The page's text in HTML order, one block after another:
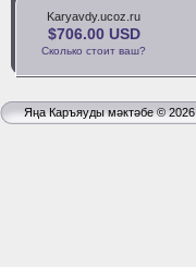
Karyavdy.ucoz.ru
$706.00 USD
Сколько стоит ваш?
Яңа Каръяуды мәктәбе © 2026